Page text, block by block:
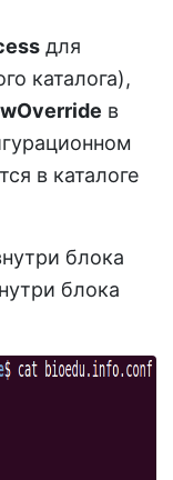
для
каталога),
в
в каталоге
блока
блока